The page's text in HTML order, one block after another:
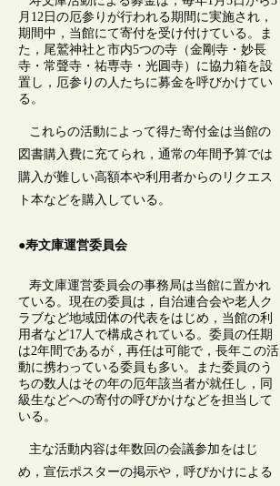
月12日の厄参りが行われる期間に実施され，
期間中，当館にて寄付を受け付けている。ま
た，尾鷲神社と市内5つの寺（金剛寺・妙長
寺・常聲寺・祐専寺・光圓寺）に協力箱を設
置し，厄参りの人たちに募金を呼びかけてい
る。
これらの活動によって得た寄付金は当館の
図書購入費に充てられ，通常の年間予算では
購入が難しい高額本や利用者からのリクエス
ト本などを購入している。
●寿文庫運営委員会
寿文庫運営委員会の事務局は当館に置かれ
ている。現在の委員は，自治連合会や老人ク
ラブなど地域団体の代表をはじめ，当館の利
用者など17人で構成されている。委員の任期
は2年間であるが，再任は可能で，長年この活
動に携わっている委員も多い。また委員のう
ちの数人はその年の厄年該当者が就任し，同
級生などへの寄付の呼びかけなどを担当して
いる。
主な活動内容は年数回の会議参加をはじ
め，宣伝ポスターの掲示や，呼びかけによる